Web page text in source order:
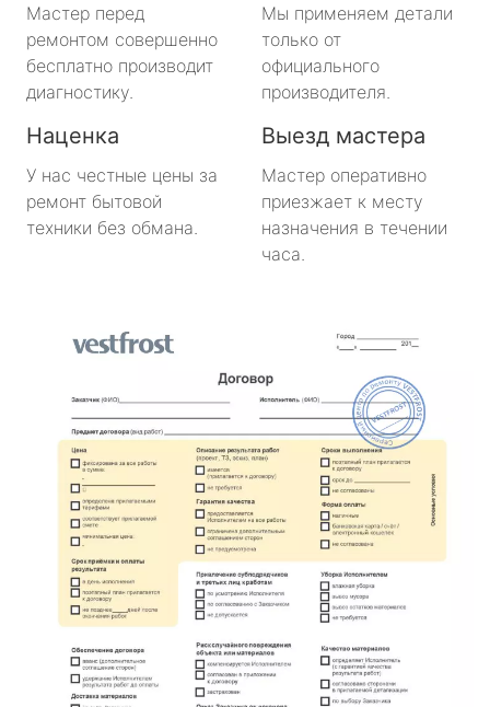
Мастер перед
ремонтом совершенно
бесплатно производит
диагностику.
Мы применяем детали
только от
официального
производителя.
Наценка
У нас честные цены за
ремонт бытовой
техники без обмана.
Выезд мастера
Мастер оперативно
приезжает к месту
назначения в течении
часа.